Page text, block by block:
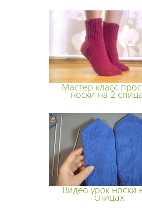
Мастер класс
носки на 2
Видео урок носки
спицах